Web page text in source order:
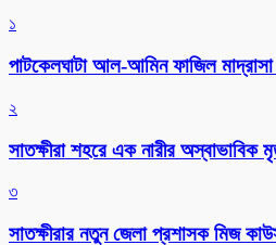
১
পাটকেলঘাটা আল-আমিন ফাজিল
২
সাতক্ষীরা শহরে এক নারীর অস্বাভাবিক
৩
সাতক্ষীরার নতুন জেলা প্রশাসক মিজ